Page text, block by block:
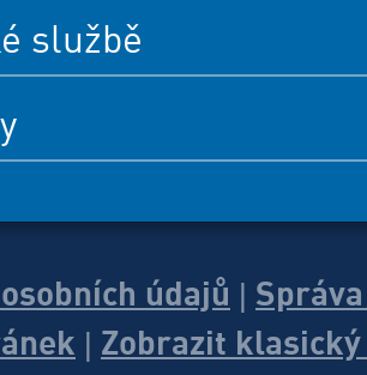
službě
údajů
Zobrazit